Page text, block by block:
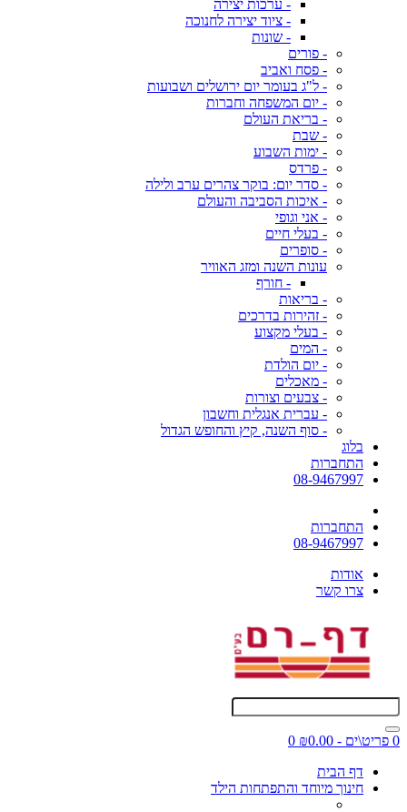
- ערכות יצירה
- ציוד יצירה לחנוכה
- שונות
- פורים
- פסח ואביב
- ל"ג בעומר יום ירושלים ושבועות
- יום המשפחה וחברות
- בריאת העולם
- שבת
- ימות השבוע
- פרדס
- סדר יום: בוקר צהרים ערב ולילה
- איכות הסביבה והעולם
- אני וגופי
- בעלי חיים
- סופרים
עונות השנה ומזג האוויר
- חורף
- בריאות
- זהירות בדרכים
- בעלי מקצוע
- המים
- יום הולדת
- מאכלים
- צבעים וצורות
- עברית אנגלית וחשבון
- סוף השנה, קיץ והחופש הגדול
בלוג
התחברות
08-9467997
התחברות
08-9467997
אודות
צרו קשר
0 פריט\ים - ₪0.00
0
דף הבית
חינוך מיוחד והתפתחות הילד